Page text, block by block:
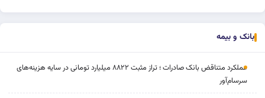
بانک و بیمه
عملکرد متناقض بانک صادرات ؛ تراز مثبت ۸۸۲۲ میلیارد تومانی در سایه هزینه‌های
سرسام‌آور